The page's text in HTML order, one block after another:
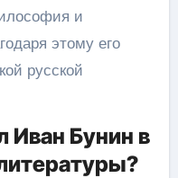
и
этому его
русской
Иван Бунин в